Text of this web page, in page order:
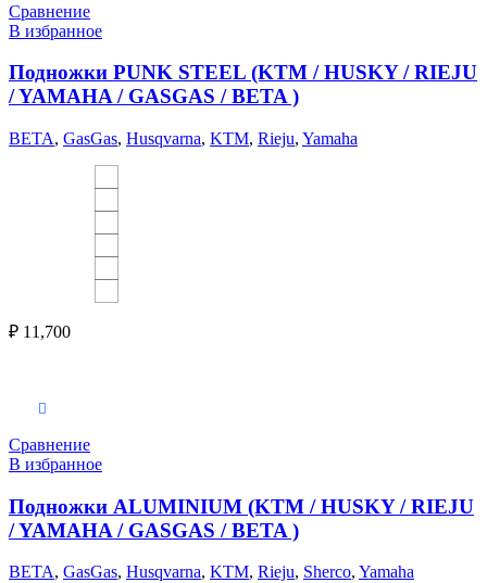
Сравнение
В избранное
Подножки PUNK STEEL (KTM / HUSKY / RIEJU
/ YAMAHA / GASGAS / BETA )
BETA, GasGas, Husqvarna, KTM, Rieju, Yamaha
₽ 11,700
Сравнение
В избранное
Подножки ALUMINIUM (KTM / HUSKY / RIEJU
/ YAMAHA / GASGAS / BETA )
BETA, GasGas, Husqvarna, KTM, Rieju, Sherco, Yamaha